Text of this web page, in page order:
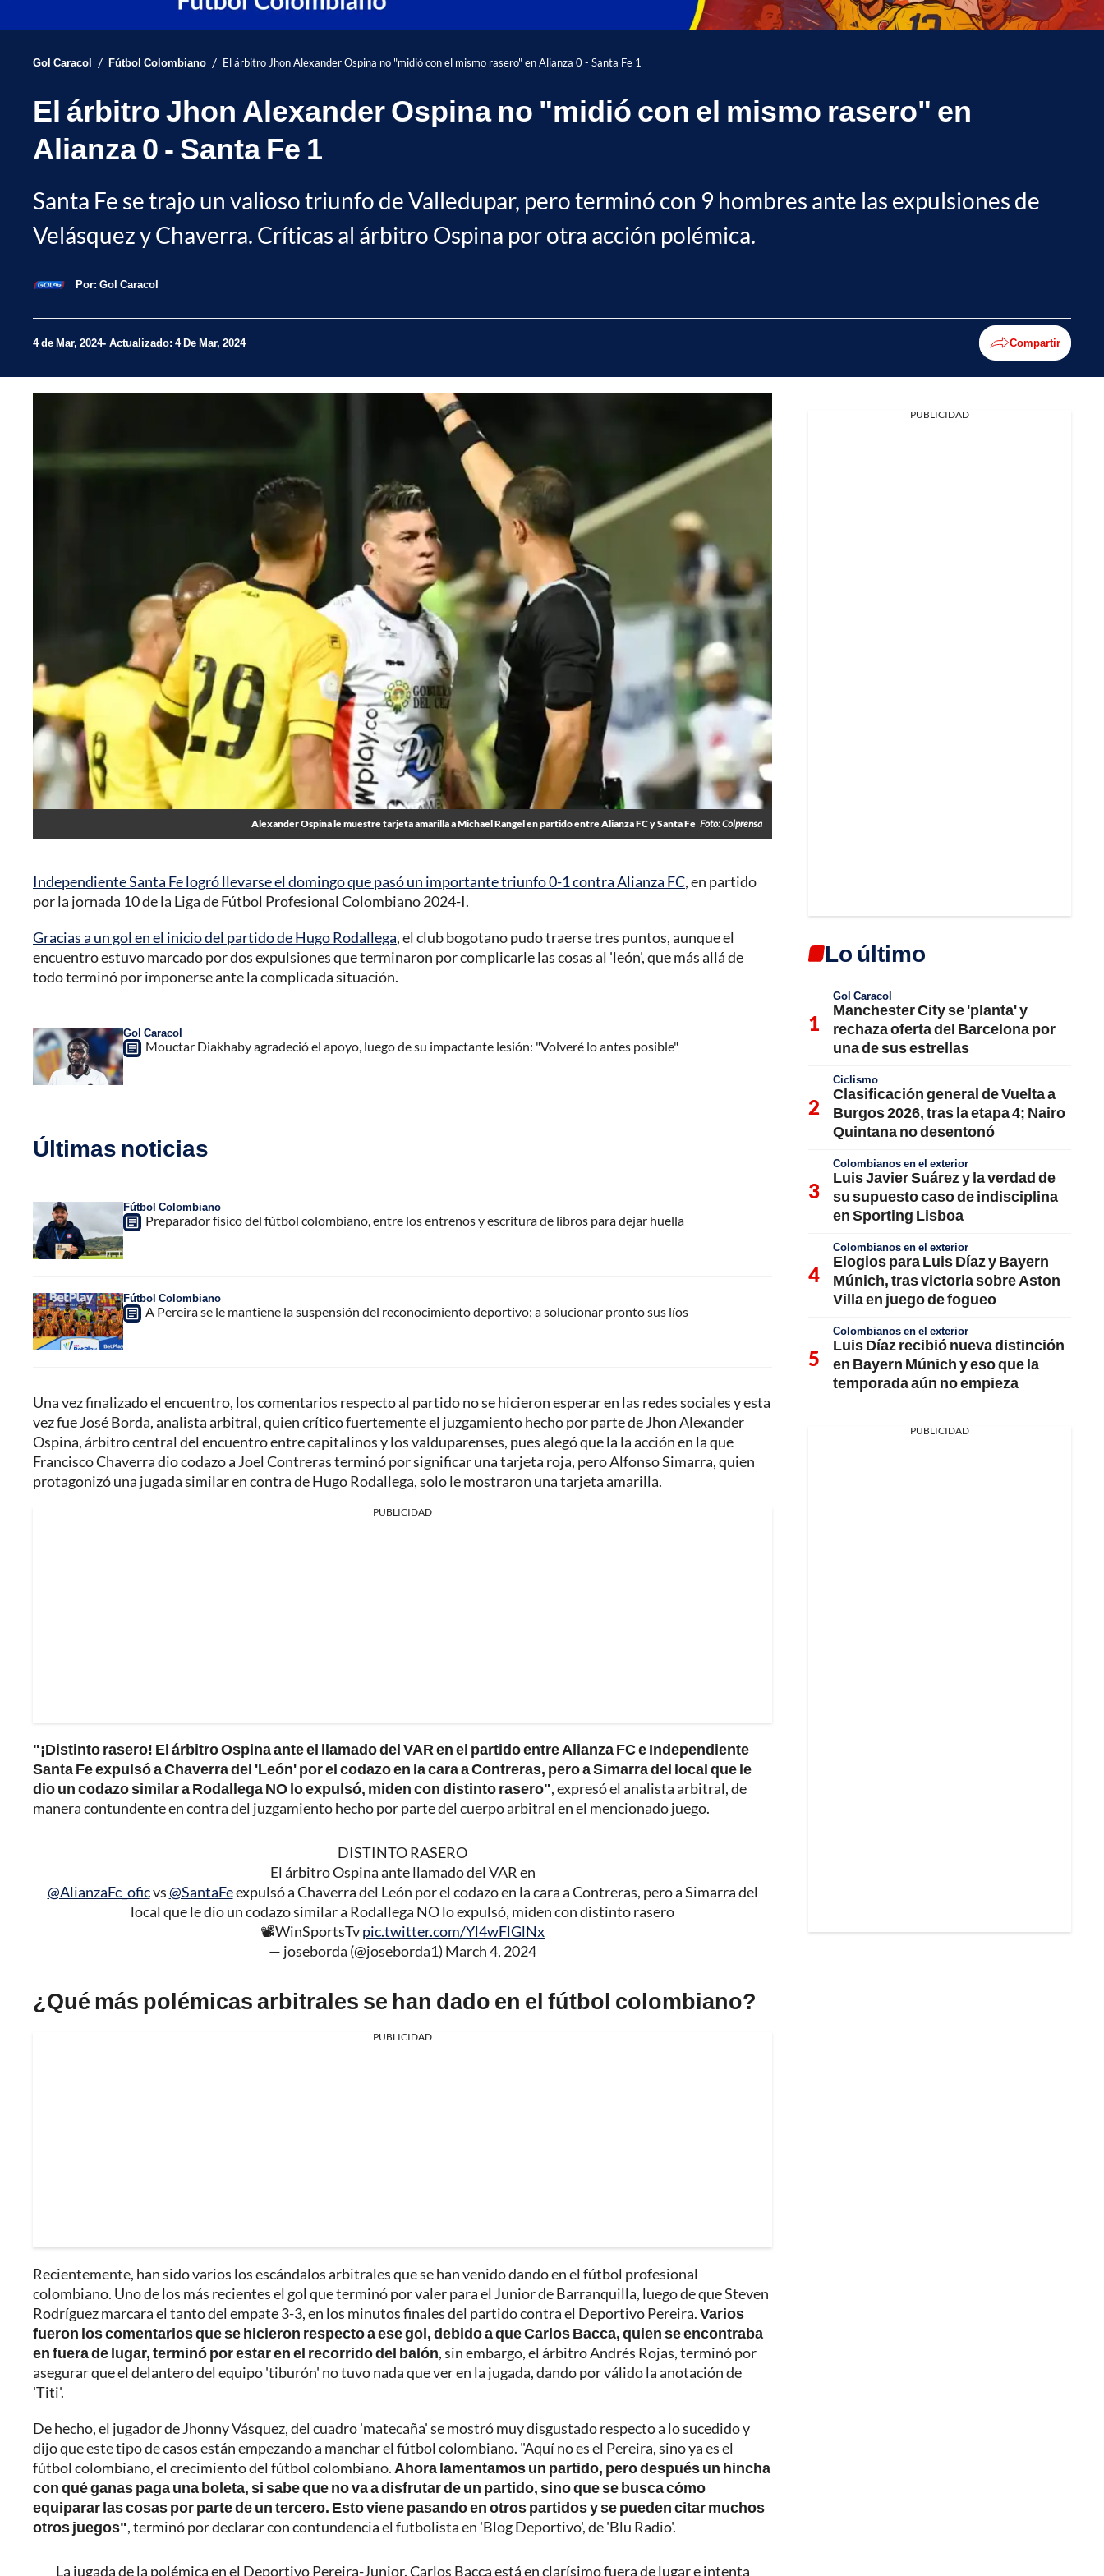
Gol Caracol / Fútbol Colombiano / El árbitro Jhon Alexander Ospina no "midió con el mismo rasero" en Alianza 0 - Santa Fe 1
El árbitro Jhon Alexander Ospina no "midió con el mismo rasero" en
Alianza 0 - Santa Fe 1
Santa Fe se trajo un valioso triunfo de Valledupar, pero terminó con 9 hombres ante las expulsiones de
Velásquez y Chaverra. Críticas al árbitro Ospina por otra acción polémica.
Por: Gol Caracol
4 de Mar, 2024 Actualizado: 4 De Mar, 2024 Compartir
Alexander Ospina le muestre tarjeta amarilla a Michael Rangel en partido entre Alianza FC y Santa Fe Foto: Colprensa
Independiente Santa Fe logró llevarse el domingo que pasó un importante triunfo 0-1 contra Alianza FC, en partido
por la jornada 10 de la Liga de Fútbol Profesional Colombiano 2024-I.
Gracias a un gol en el inicio del partido de Hugo Rodallega, el club bogotano pudo traerse tres puntos, aunque el
encuentro estuvo marcado por dos expulsiones que terminaron por complicarle las cosas al 'león', que más allá de
todo terminó por imponerse ante la complicada situación.
Gol Caracol
Mouctar Diakhaby agradeció el apoyo, luego de su impactante lesión: "Volveré lo antes posible"
Últimas noticias
Fútbol Colombiano
Preparador físico del fútbol colombiano, entre los entrenos y escritura de libros para dejar huella
Fútbol Colombiano
A Pereira se le mantiene la suspensión del reconocimiento deportivo; a solucionar pronto sus líos
Una vez finalizado el encuentro, los comentarios respecto al partido no se hicieron esperar en las redes sociales y esta
vez fue José Borda, analista arbitral, quien crítico fuertemente el juzgamiento hecho por parte de Jhon Alexander
Ospina, árbitro central del encuentro entre capitalinos y los valduparenses, pues alegó que la la acción en la que
Francisco Chaverra dio codazo a Joel Contreras terminó por significar una tarjeta roja, pero Alfonso Simarra, quien
protagonizó una jugada similar en contra de Hugo Rodallega, solo le mostraron una tarjeta amarilla.
PUBLICIDAD
"¡Distinto rasero! El árbitro Ospina ante el llamado del VAR en el partido entre Alianza FC e Independiente
Santa Fe expulsó a Chaverra del 'León' por el codazo en la cara a Contreras, pero a Simarra del local que le
dio un codazo similar a Rodallega NO lo expulsó, miden con distinto rasero", expresó el analista arbitral, de
manera contundente en contra del juzgamiento hecho por parte del cuerpo arbitral en el mencionado juego.
DISTINTO RASERO
El árbitro Ospina ante llamado del VAR en
@AlianzaFc_oficvs@SantaFeexpulsó a Chaverra del León por el codazo en la cara a Contreras, pero a Simarra del
local que le dio un codazo similar a Rodallega NO lo expulsó, miden con distinto rasero
📽WinSportsTvpic.twitter.com/Yl4wFlGlNx
— joseborda (@joseborda1) March 4, 2024
¿Qué más polémicas arbitrales se han dado en el fútbol colombiano?
PUBLICIDAD
Recientemente, han sido varios los escándalos arbitrales que se han venido dando en el fútbol profesional
colombiano. Uno de los más recientes el gol que terminó por valer para el Junior de Barranquilla, luego de que Steven
Rodríguez marcara el tanto del empate 3-3, en los minutos finales del partido contra el Deportivo Pereira.Varios
fueron los comentarios que se hicieron respecto a ese gol, debido a que Carlos Bacca, quien se encontraba
en fuera de lugar, terminó por estar en el recorrido del balón, sin embargo, el árbitro Andrés Rojas, terminó por
asegurar que el delantero del equipo 'tiburón' no tuvo nada que ver en la jugada, dando por válido la anotación de
'Titi'.
De hecho, el jugador de Jhonny Vásquez, del cuadro 'matecaña' se mostró muy disgustado respecto a lo sucedido y
dijo que este tipo de casos están empezando a manchar el fútbol colombiano. "Aquí no es el Pereira, sino ya es el
fútbol colombiano, el crecimiento del fútbol colombiano. Ahora lamentamos un partido, pero después un hincha
con qué ganas paga una boleta, si sabe que no va a disfrutar de un partido, sino que se busca cómo
equiparar las cosas por parte de un tercero. Esto viene pasando en otros partidos y se pueden citar muchos
otros juegos", terminó por declarar con contundencia el futbolista en 'Blog Deportivo', de 'Blu Radio'.
La jugada de la polémica en el Deportivo Pereira-Junior. Carlos Bacca está en clarísimo fuera de lugar e intenta
PUBLICIDAD
Lo último
Gol Caracol
Manchester City se 'planta' y
rechaza oferta del Barcelona por
una de sus estrellas
Ciclismo
Clasificación general de Vuelta a
Burgos 2026, tras la etapa 4; Nairo
Quintana no desentonó
Colombianos en el exterior
Luis Javier Suárez y la verdad de
su supuesto caso de indisciplina
en Sporting Lisboa
Colombianos en el exterior
Elogios para Luis Díaz y Bayern
Múnich, tras victoria sobre Aston
Villa en juego de fogueo
Colombianos en el exterior
Luis Díaz recibió nueva distinción
en Bayern Múnich y eso que la
temporada aún no empieza
PUBLICIDAD